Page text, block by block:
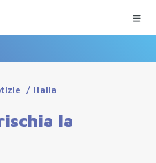
/ Italia
la